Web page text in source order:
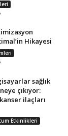
Hikayesi
sağlık
çıkıyor:
ilaçları
Etkinlikleri